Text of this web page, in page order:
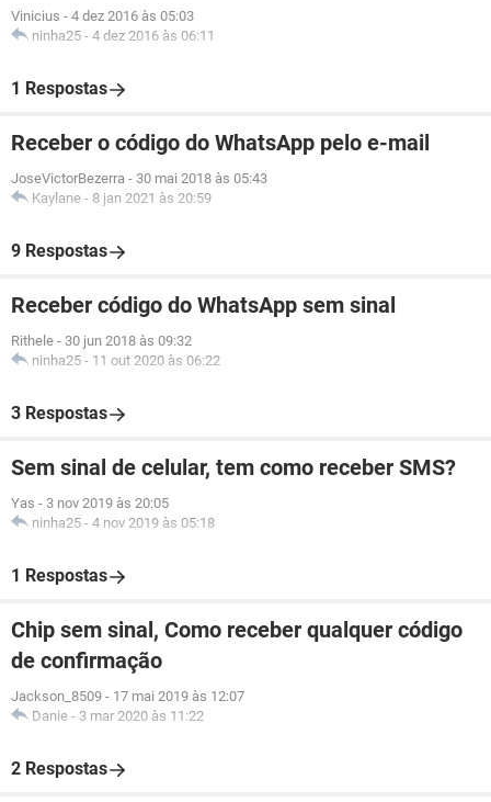
Vinicius - 4 dez 2016 às 05:03
ninha25 - 4 dez 2016 às 06:11
1 Respostas
Receber o código do WhatsApp pelo e-mail
JoseVictorBezerra - 30 mai 2018 às 05:43
Kaylane - 8 jan 2021 às 20:59
9 Respostas
Receber código do WhatsApp sem sinal
Rithele - 30 jun 2018 às 09:32
ninha25 - 11 out 2020 às 06:22
3 Respostas
Sem sinal de celular, tem como receber SMS?
Yas - 3 nov 2019 às 20:05
ninha25 - 4 nov 2019 às 05:18
1 Respostas
Chip sem sinal, Como receber qualquer código
de confirmação
Jackson_8509 - 17 mai 2019 às 12:07
Danie - 3 mar 2020 às 11:22
2 Respostas